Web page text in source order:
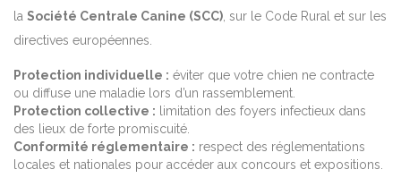
la Société Centrale Canine (SCC) , sur le Code Rural et sur les
directives européennes.
Protection individuelle : éviter que votre chien ne contracte
ou diffuse une maladie lors d’un rassemblement.
Protection collective : limitation des foyers infectieux dans
des lieux de forte promiscuité.
Conformité réglementaire : respect des réglementations
locales et nationales pour accéder aux concours et expositions.